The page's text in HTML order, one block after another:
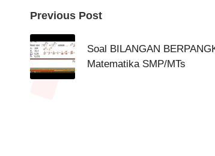
Post
navigation
Previous Post
Soal BILANGAN
Matematika SMP/MTs